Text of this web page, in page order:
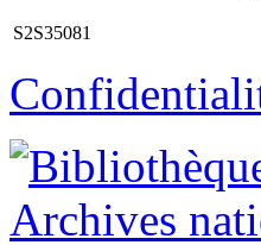
S2S35081